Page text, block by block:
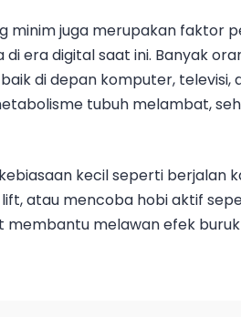
minim juga merupakan faktor
di era digital saat ini. Banyak
di depan komputer, televisi,
tubuh melambat,
kecil seperti berjalan
atau mencoba hobi aktif
membantu melawan efek